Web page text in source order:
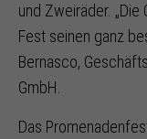
und Zweiräder.
Fest seinen ganz
Bernasco,
GmbH.
Das